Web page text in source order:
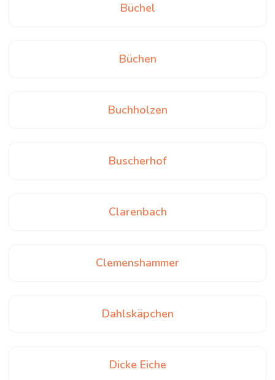
Büchel
Büchen
Buchholzen
Buscherhof
Clarenbach
Clemenshammer
Dahlskäpchen
Dicke Eiche